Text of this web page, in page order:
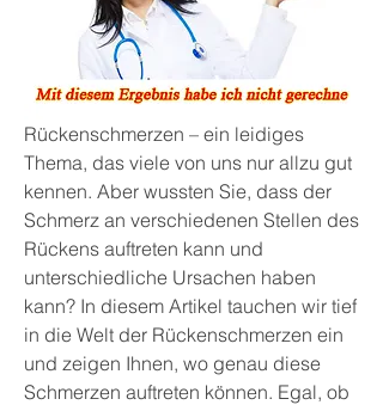
Rückenschmerzen – ein leidiges
Thema, das viele von uns nur allzu gut
kennen. Aber wussten Sie, dass der
Schmerz an verschiedenen Stellen des
Rückens auftreten kann und
unterschiedliche Ursachen haben
kann? In diesem Artikel tauchen wir tief
in die Welt der Rückenschmerzen ein
und zeigen Ihnen, wo genau diese
Schmerzen auftreten können. Egal, ob